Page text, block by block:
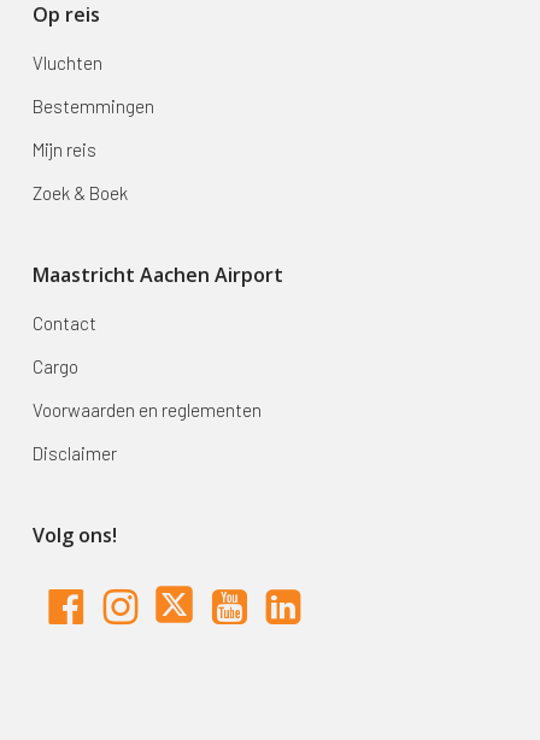
Op reis
Vluchten
Bestemmingen
Mijn reis
Zoek & Boek
Maastricht Aachen Airport
Contact
Cargo
Voorwaarden en reglementen
Disclaimer
Volg ons!